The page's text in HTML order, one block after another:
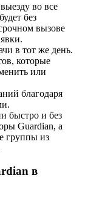
во все
без
вызове
в тот же день.
которые
или
благодаря
быстро и без
Guardian, а
группы из
в